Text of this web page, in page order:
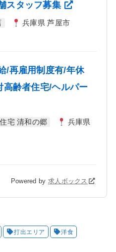
スタッフ募集
兵庫県 芦屋市
/再雇用制度有/年休
高齢者住宅/ヘルパー
宅 清和の郷
兵庫県
Powered by 求人ボックス
打出エリア 洋食